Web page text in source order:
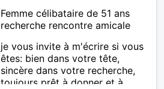
Femme célibataire de 51 ans
recherche rencontre amicale
je vous invite à m'écrire si vous
êtes: bien dans votre tête,
sincère dans votre recherche,
toujours prêt à donner et à